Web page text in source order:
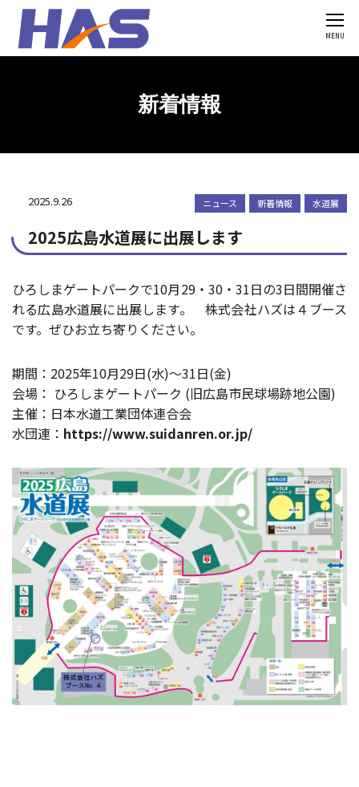
溶射
塗装
製品一覧
図面・価格表
会社案内
Top Message
拠点・アクセス
採用情報
募集要項
先輩社員の声
新着情報
お問い合わせ
株式会社ハズ
〒444-0396
愛知県西尾市寺津町五十間南1番地2
MENU
新着情報
2025.9.26 ニュース 新着情報 水道展
2025広島水道展に出展します
ひろしまゲートパークで10月29・30・31日の3日間開催さ
れる広島水道展に出展します。 株式会社ハズは４ブース
です。ぜひお立ち寄りください。
期間：2025年10月29日(水)～31日(金)
会場： ひろしまゲートパーク (旧広島市民球場跡地公園)
主催：日本水道工業団体連合会
水団連： https://www.suidanren.or.jp/